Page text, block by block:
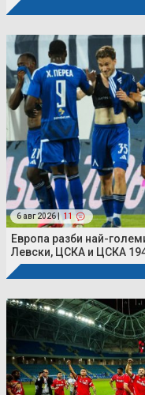
6 авг 2026 | 11
Европа разби най-
Левски, ЦСКА и ЦСКА